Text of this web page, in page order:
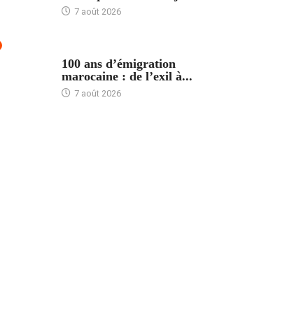
7 août 2026
100 ans d’émigration
marocaine : de l’exil à...
7 août 2026